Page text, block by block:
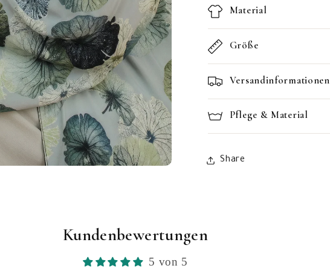
Material
Größe
Versandinformationen
Pflege & Material
Share
Kundenbewertungen
5 von 5